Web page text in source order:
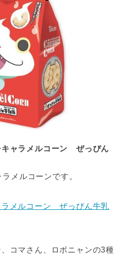
キャラメルコーン ぜっぴん
メルコーンです。
ラメルコーン ぜっぴん牛乳
コマさん、ロボニャンの3種